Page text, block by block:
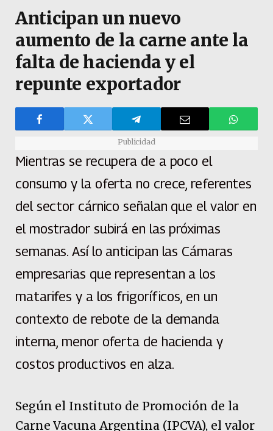
Anticipan un nuevo
aumento de la carne ante la
falta de hacienda y el
repunte exportador
Publicidad
Mientras se recupera de a poco el
consumo y la oferta no crece, referentes
del sector cárnico señalan que el valor en
el mostrador subirá en las próximas
semanas. Así lo anticipan las Cámaras
empresarias que representan a los
matarifes y a los frigoríficos, en un
contexto de rebote de la demanda
interna, menor oferta de hacienda y
costos productivos en alza.
Según el Instituto de Promoción de la
Carne Vacuna Argentina (IPCVA), el valor